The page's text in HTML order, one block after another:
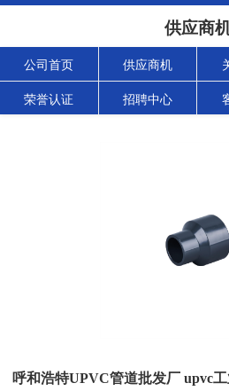
供应商
公司首页 供应商机
荣誉认证 招聘中心
呼和浩特UPVC管道批发厂 upvc